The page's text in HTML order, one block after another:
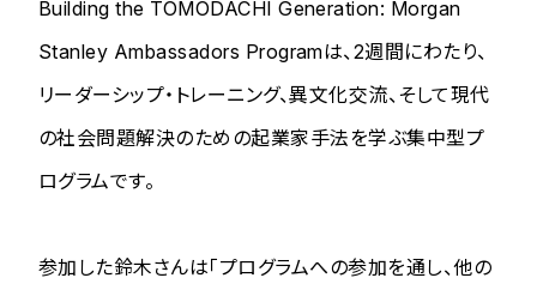
Building the TOMODACHI Generation: Morgan
Stanley Ambassadors Programは、2週間にわたり、
リーダーシップ・トレーニング、異文化交流、そして現代
の社会問題解決のための起業家手法を学ぶ集中型プ
ログラムです。
参加した鈴木さんは「プログラムへの参加を通し、他の